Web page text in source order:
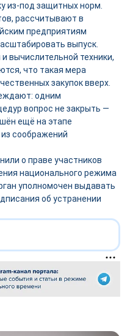
из-под защитных норм.
рассчитывают в
предприятиям
выпуск.
вычислительной техники,
что такая мера
закупок вверх.
одним
вопрос не закрыть —
ещё на этапе
из соображений
о праве участников
национального режима
уполномочен выдавать
об устранении